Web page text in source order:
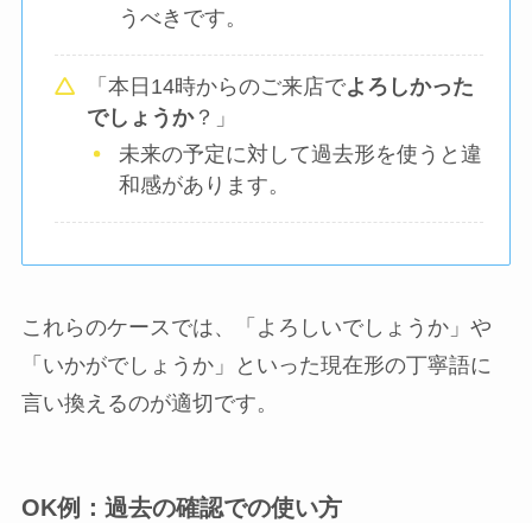
うべきです。
「本日14時からのご来店でよろしかった
でしょうか？」
未来の予定に対して過去形を使うと違
和感があります。
これらのケースでは、「よろしいでしょうか」や
「いかがでしょうか」といった現在形の丁寧語に
言い換えるのが適切です。
OK例：過去の確認での使い方